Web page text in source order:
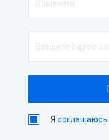
Ясоглашаюсь